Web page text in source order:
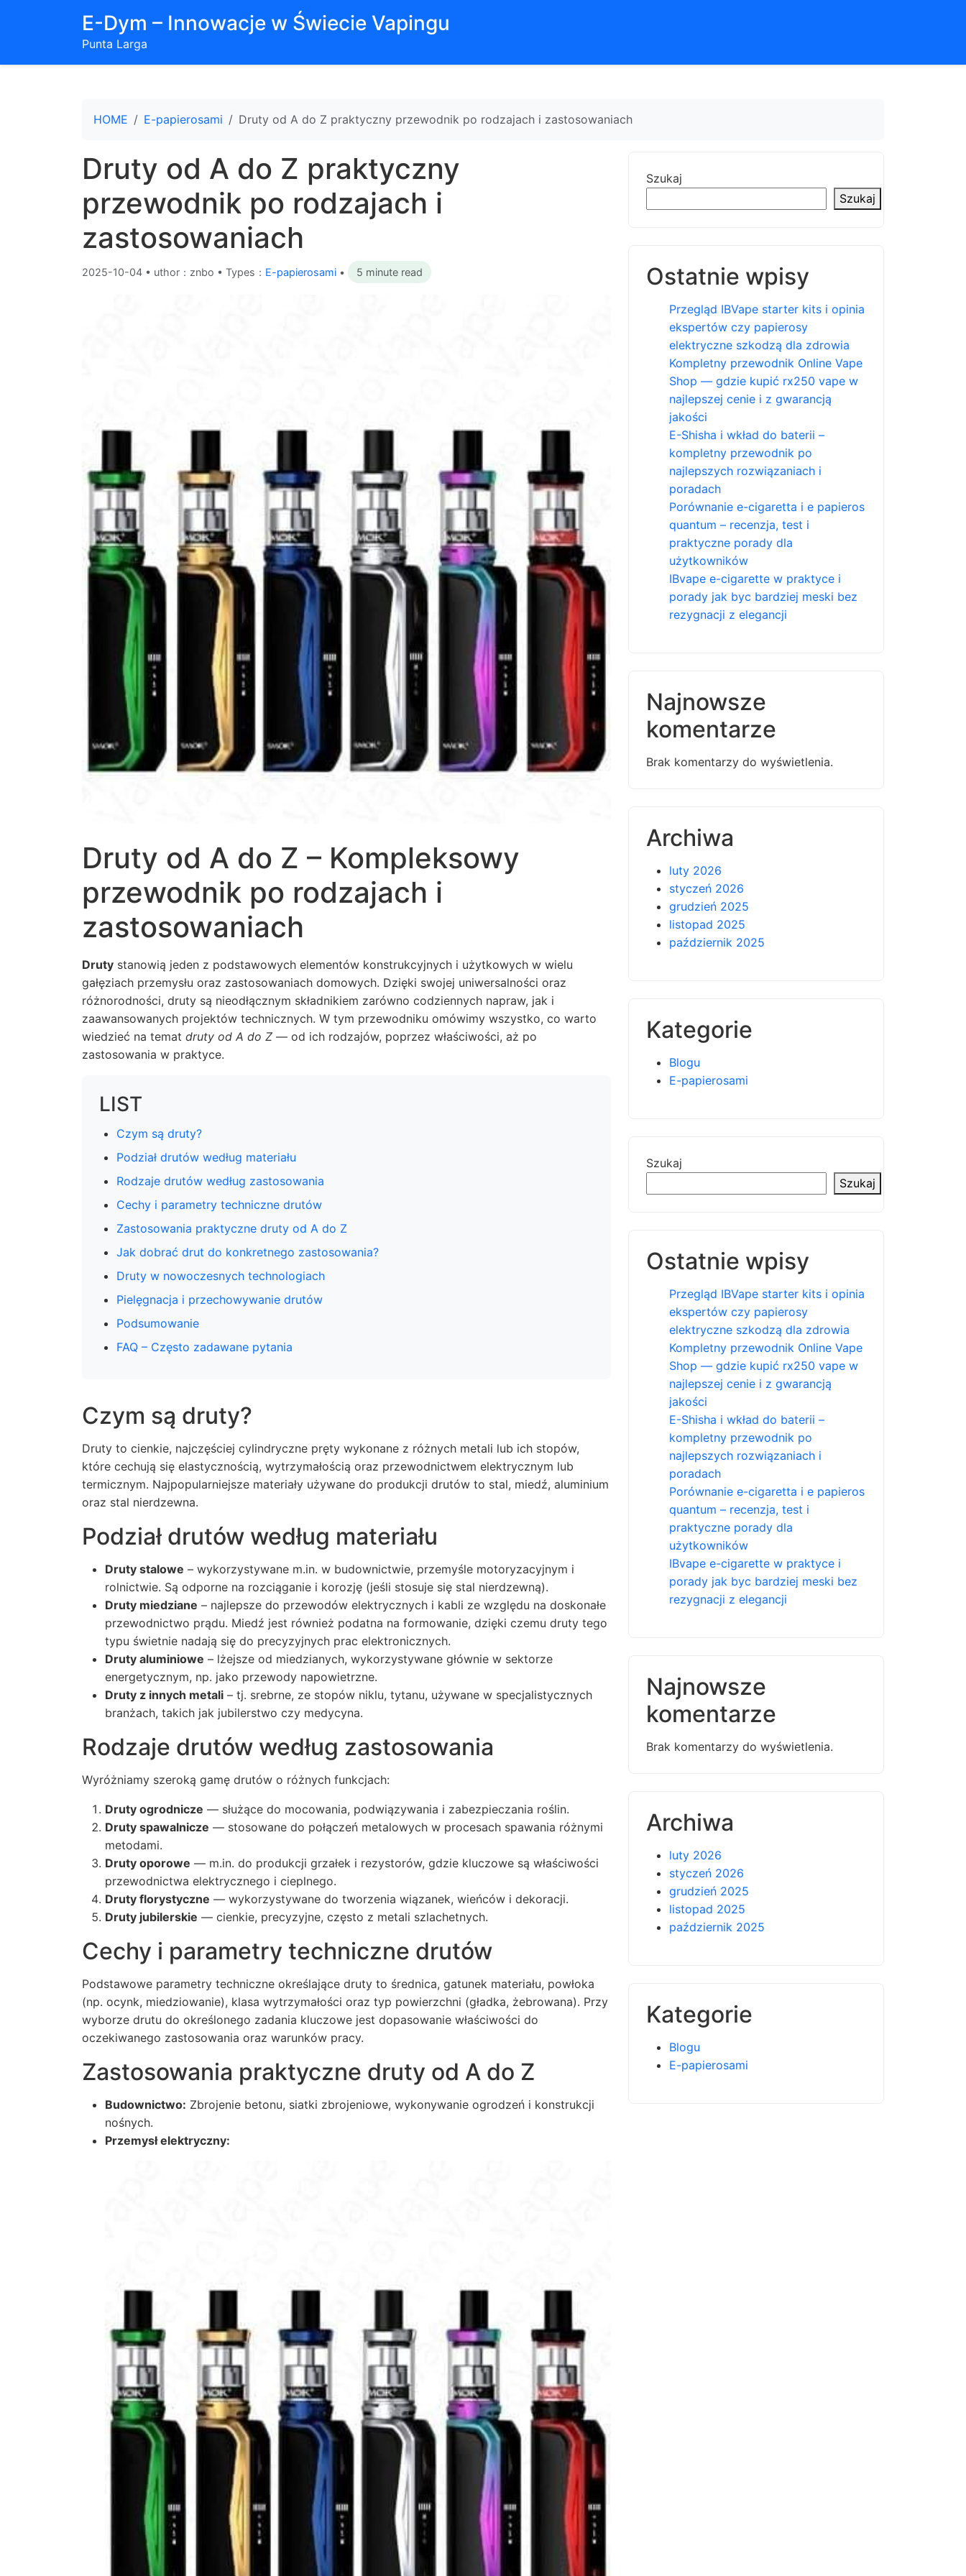
E-Dym – Innowacje w Świecie Vapingu
Punta Larga
HOME E-papierosami Druty od A do Z praktyczny przewodnik po rodzajach i zastosowaniach
Druty od A do Z praktyczny
przewodnik po rodzajach i
zastosowaniach
2025-10-04 • uthor：znbo • Types： E-papierosami • 5 minute read
Druty od A do Z – Kompleksowy
przewodnik po rodzajach i
zastosowaniach
Druty stanowią jeden z podstawowych elementów konstrukcyjnych i użytkowych w wielu
gałęziach przemysłu oraz zastosowaniach domowych. Dzięki swojej uniwersalności oraz
różnorodności, druty są nieodłącznym składnikiem zarówno codziennych napraw, jak i
zaawansowanych projektów technicznych. W tym przewodniku omówimy wszystko, co warto
wiedzieć na temat druty od A do Z — od ich rodzajów, poprzez właściwości, aż po
zastosowania w praktyce.
LIST
Czym są druty?
Podział drutów według materiału
Rodzaje drutów według zastosowania
Cechy i parametry techniczne drutów
Zastosowania praktyczne druty od A do Z
Jak dobrać drut do konkretnego zastosowania?
Druty w nowoczesnych technologiach
Pielęgnacja i przechowywanie drutów
Podsumowanie
FAQ – Często zadawane pytania
Czym są druty?
Druty to cienkie, najczęściej cylindryczne pręty wykonane z różnych metali lub ich stopów,
które cechują się elastycznością, wytrzymałością oraz przewodnictwem elektrycznym lub
termicznym. Najpopularniejsze materiały używane do produkcji drutów to stal, miedź, aluminium
oraz stal nierdzewna.
Podział drutów według materiału
Druty stalowe – wykorzystywane m.in. w budownictwie, przemyśle motoryzacyjnym i
rolnictwie. Są odporne na rozciąganie i korozję (jeśli stosuje się stal nierdzewną).
Druty miedziane – najlepsze do przewodów elektrycznych i kabli ze względu na doskonałe
przewodnictwo prądu. Miedź jest również podatna na formowanie, dzięki czemu druty tego
typu świetnie nadają się do precyzyjnych prac elektronicznych.
Druty aluminiowe – lżejsze od miedzianych, wykorzystywane głównie w sektorze
energetycznym, np. jako przewody napowietrzne.
Druty z innych metali – tj. srebrne, ze stopów niklu, tytanu, używane w specjalistycznych
branżach, takich jak jubilerstwo czy medycyna.
Rodzaje drutów według zastosowania
Wyróżniamy szeroką gamę drutów o różnych funkcjach:
Druty ogrodnicze — służące do mocowania, podwiązywania i zabezpieczania roślin.
Druty spawalnicze — stosowane do połączeń metalowych w procesach spawania różnymi
metodami.
Druty oporowe — m.in. do produkcji grzałek i rezystorów, gdzie kluczowe są właściwości
przewodnictwa elektrycznego i cieplnego.
Druty florystyczne — wykorzystywane do tworzenia wiązanek, wieńców i dekoracji.
Druty jubilerskie — cienkie, precyzyjne, często z metali szlachetnych.
Cechy i parametry techniczne drutów
Podstawowe parametry techniczne określające druty to średnica, gatunek materiału, powłoka
(np. ocynk, miedziowanie), klasa wytrzymałości oraz typ powierzchni (gładka, żebrowana). Przy
wyborze drutu do określonego zadania kluczowe jest dopasowanie właściwości do
oczekiwanego zastosowania oraz warunków pracy.
Zastosowania praktyczne druty od A do Z
Budownictwo: Zbrojenie betonu, siatki zbrojeniowe, wykonywanie ogrodzeń i konstrukcji
nośnych.
Przemysł elektryczny:
Szukaj
Szukaj
Ostatnie wpisy
Przegląd IBVape starter kits i opinia
ekspertów czy papierosy
elektryczne szkodzą dla zdrowia
Kompletny przewodnik Online Vape
Shop — gdzie kupić rx250 vape w
najlepszej cenie i z gwarancją
jakości
E-Shisha i wkład do baterii –
kompletny przewodnik po
najlepszych rozwiązaniach i
poradach
Porównanie e-cigaretta i e papieros
quantum – recenzja, test i
praktyczne porady dla
użytkowników
IBvape e-cigarette w praktyce i
porady jak byc bardziej meski bez
rezygnacji z elegancji
Najnowsze
komentarze
Brak komentarzy do wyświetlenia.
Archiwa
luty 2026
styczeń 2026
grudzień 2025
listopad 2025
październik 2025
Kategorie
Blogu
E-papierosami
Szukaj
Szukaj
Ostatnie wpisy
Przegląd IBVape starter kits i opinia
ekspertów czy papierosy
elektryczne szkodzą dla zdrowia
Kompletny przewodnik Online Vape
Shop — gdzie kupić rx250 vape w
najlepszej cenie i z gwarancją
jakości
E-Shisha i wkład do baterii –
kompletny przewodnik po
najlepszych rozwiązaniach i
poradach
Porównanie e-cigaretta i e papieros
quantum – recenzja, test i
praktyczne porady dla
użytkowników
IBvape e-cigarette w praktyce i
porady jak byc bardziej meski bez
rezygnacji z elegancji
Najnowsze
komentarze
Brak komentarzy do wyświetlenia.
Archiwa
luty 2026
styczeń 2026
grudzień 2025
listopad 2025
październik 2025
Kategorie
Blogu
E-papierosami